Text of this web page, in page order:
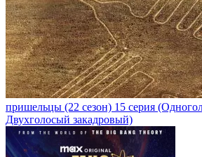
пришельцы (22 сезон) 15 серия
Двухголосый закадровый)